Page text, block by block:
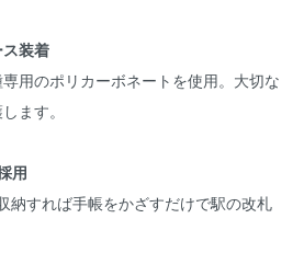
装着
用のポリカーボネートを使用。大切な
ます。
用
納すれば手帳をかざすだけで駅の改札